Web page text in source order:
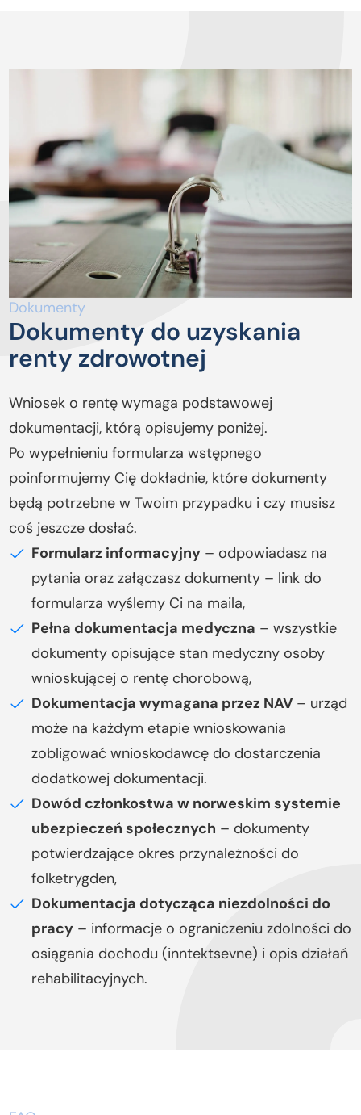
Dokumenty
Dokumenty do uzyskania
renty zdrowotnej
Wniosek o rentę wymaga podstawowej
dokumentacji, którą opisujemy poniżej.
Po wypełnieniu formularza wstępnego
poinformujemy Cię dokładnie, które dokumenty
będą potrzebne w Twoim przypadku i czy musisz
coś jeszcze dosłać.
Formularz informacyjny – odpowiadasz na
pytania oraz załączasz dokumenty – link do
formularza wyślemy Ci na maila,
Pełna dokumentacja medyczna – wszystkie
dokumenty opisujące stan medyczny osoby
wnioskującej o rentę chorobową,
Dokumentacja wymagana przez NAV – urząd
może na każdym etapie wnioskowania
zobligować wnioskodawcę do dostarczenia
dodatkowej dokumentacji.
Dowód członkostwa w norweskim systemie
ubezpieczeń społecznych – dokumenty
potwierdzające okres przynależności do
folketrygden,
Dokumentacja dotycząca niezdolności do
pracy – informacje o ograniczeniu zdolności do
osiągania dochodu (inntektsevne) i opis działań
rehabilitacyjnych.